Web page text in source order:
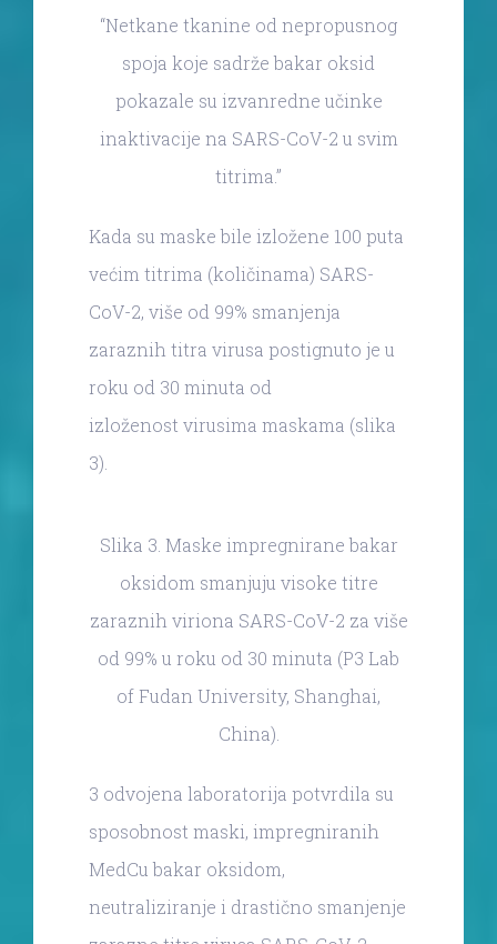
“Netkane tkanine od nepropusnog
spoja koje sadrže bakar oksid
pokazale su izvanredne učinke
inaktivacije na SARS-CoV-2 u svim
titrima.”
Kada su maske bile izložene 100 puta
većim titrima (količinama) SARS-
CoV-2, više od 99% smanjenja
zaraznih titra virusa postignuto je u
roku od 30 minuta od
izloženost virusima maskama (slika
3).
Slika 3. Maske impregnirane bakar
oksidom smanjuju visoke titre
zaraznih viriona SARS-CoV-2 za više
od 99% u roku od 30 minuta (P3 Lab
of Fudan University, Shanghai,
China).
3 odvojena laboratorija potvrdila su
sposobnost maski, impregniranih
MedCu bakar oksidom,
neutraliziranje i drastično smanjenje